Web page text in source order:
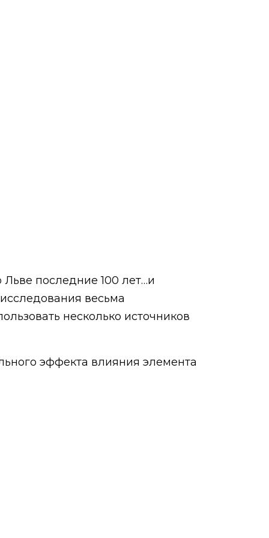
последние 100 лет…и
весьма
несколько источников
эффекта влияния элемента